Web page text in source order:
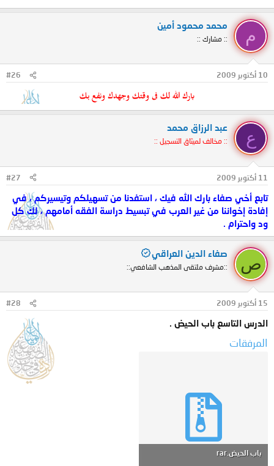
م
محمد محمود أمين
:: مشارك ::
10 أكتوبر 2009 #26
بارك الله لك فى وقتك وجهدك ونفع بك
ع
عبد الرزاق محمد
:: مخالف لميثاق التسجيل ::
11 أكتوبر 2009 #27
تابع أخي صفاء بارك الله فيك ، استفدنا من تسهيلكم وتيسيركم ، في
إفادة إخواننا من غير العرب في تبسيط دراسة الفقه أمامهم ، لك كل
ود واحترام .
ص
صفاء الدين العراقي
::مشرف ملتقى المذهب الشافعي::
15 أكتوبر 2009 #28
الدرس التاسع باب الحيض .
المرفقات
باب الحيض.rar